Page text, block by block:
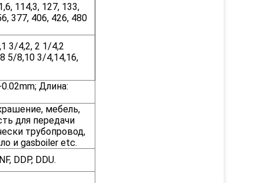
114,3, 127, 133,
377, 406, 426, 480
3/4,2, 2 1/4,2
5/8,10 3/4,14,16,
Длина:
мебель,
для передачи
трубопровод,
и gasboiler etc.
DDP, DDU.